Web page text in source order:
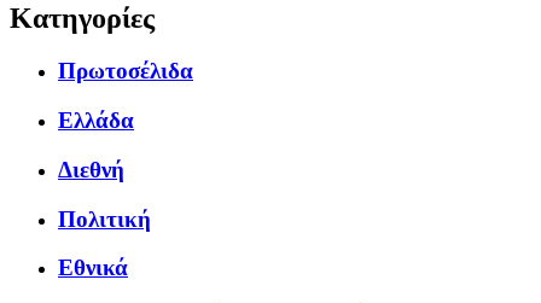
Κατηγορίες
Πρωτοσέλιδα
Ελλάδα
Διεθνή
Πολιτική
Εθνικά